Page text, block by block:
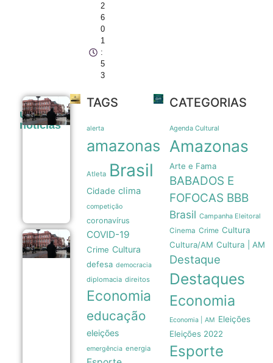
2
6
0
1
:
5
3
últimas
noticias
Pressão
memória
forçam
Milei sobre
venda de
terras a
estrangeiros
06/08
Pressão
popular
memória
das
Malvinas
forçam
recuar
sobre
venda
de terras
06/08
TAGS
alerta
amazonas
Atleta Brasil
Cidade clima
competição
coronavírus
COVID-19
Crime Cultura
defesa democracia
diplomacia direitos
Economia
educação
eleições
emergência energia
CATEGORIAS
Agenda Cultural
Amazonas
Arte e Fama
BABADOS E
FOFOCAS BBB
Brasil Campanha Eleitoral
Cinema Crime Cultura
Cultura/AM Cultura | AM
Destaque
Destaques
Economia
Economia | AM
Eleições
Eleições 2022
Esporte